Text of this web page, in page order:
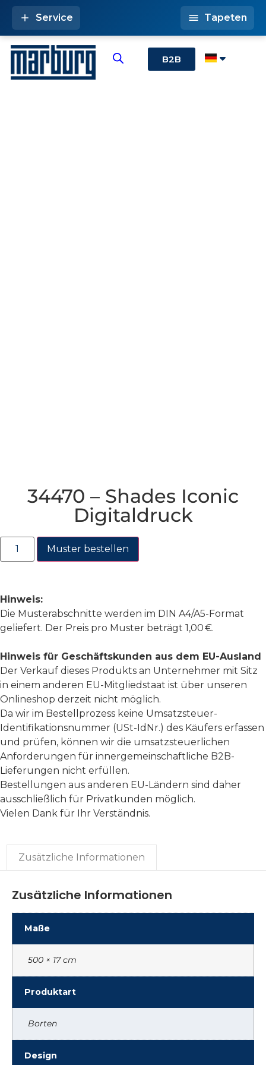
B2B
Service Tapeten
34470 – Shades Iconic
Digitaldruck
Muster bestellen
Hinweis:
Die Musterabschnitte werden im DIN A4/A5-Format
geliefert. Der Preis pro Muster beträgt 1,00 €.
Hinweis für Geschäftskunden aus dem EU-Ausland
Der Verkauf dieses Produkts an Unternehmer mit Sitz
in einem anderen EU-Mitgliedstaat ist über unseren
Onlineshop derzeit nicht möglich.
Da wir im Bestellprozess keine Umsatzsteuer-
Identifikationsnummer (USt-IdNr.) des Käufers erfassen
und prüfen, können wir die umsatzsteuerlichen
Anforderungen für innergemeinschaftliche B2B-
Lieferungen nicht erfüllen.
Bestellungen aus anderen EU-Ländern sind daher
ausschließlich für Privatkunden möglich.
Vielen Dank für Ihr Verständnis.
Zusätzliche Informationen
Zusätzliche Informationen
Maße
500 × 17 cm
Produktart
Borten
Design